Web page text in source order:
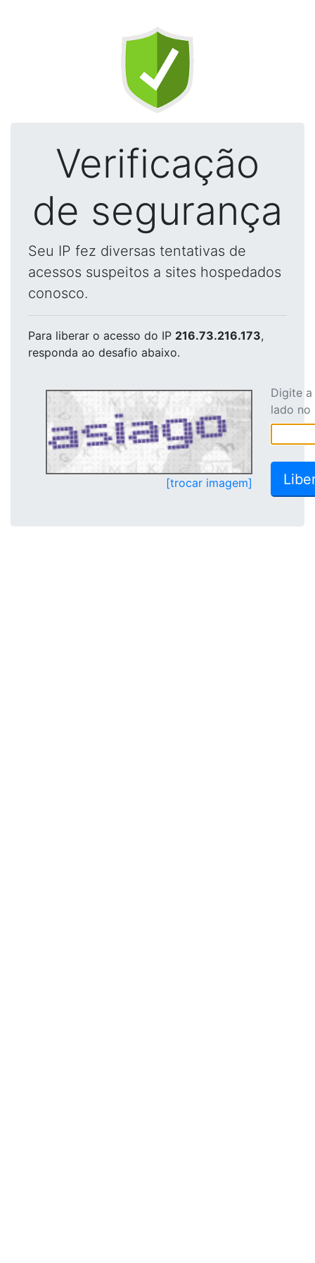
Verificação
de segurança
Seu IP fez diversas tentativas de
acessos suspeitos a sites hospedados
conosco.
Para liberar o acesso do IP 216.73.216.173,
responda ao desafio abaixo.
[trocar imagem]
Digite
lado no